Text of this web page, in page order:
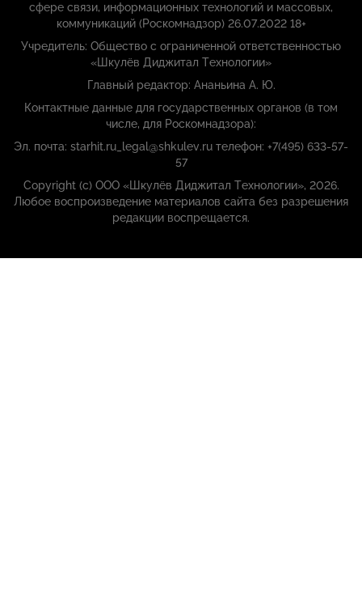
сфере связи, информационных технологий и массовых,
коммуникаций (Роскомнадзор) 26.07.2022 18+
Учредитель: Общество с ограниченной ответственностью
«Шкулёв Диджитал Технологии»
Главный редактор: Ананьина А. Ю.
Контактные данные для государственных органов (в том
числе, для Роскомнадзора):
Эл. почта: starhit.ru_legal@shkulev.ru телефон: +7(495) 633-57-
57
Copyright (с) ООО «Шкулёв Диджитал Технологии», 2026.
Любое воспроизведение материалов сайта без разрешения
редакции воспрещается.